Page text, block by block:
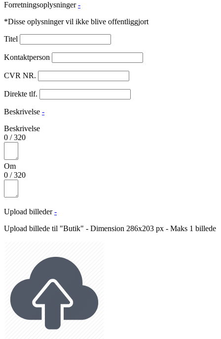
Forretningsoplysninger -
*Disse oplysninger vil ikke blive offentliggjort
Titel
Kontaktperson
CVR NR.
Direkte tlf.
Beskrivelse -
Beskrivelse
0 /320
Om
0 /320
Upload billeder -
Upload billede til "Butik" - Dimension 286x203 px - Maks 1 billede